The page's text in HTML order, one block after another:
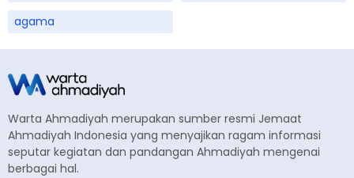
agama
Warta Ahmadiyah merupakan sumber resmi Jemaat
Ahmadiyah Indonesia yang menyajikan ragam informasi
seputar kegiatan dan pandangan Ahmadiyah mengenai
berbagai hal.